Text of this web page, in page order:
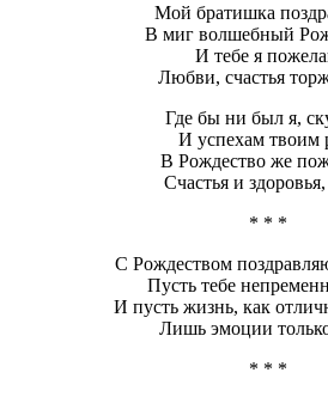
Мой братишка
В миг волшебный
И тебе я
Любви, счастья
Где бы ни был я,
И успехам твоим
В Рождество же
Счастья и
* * *
С Рождеством
Пусть тебе
И пусть жизнь, как
Лишь эмоции
* * *